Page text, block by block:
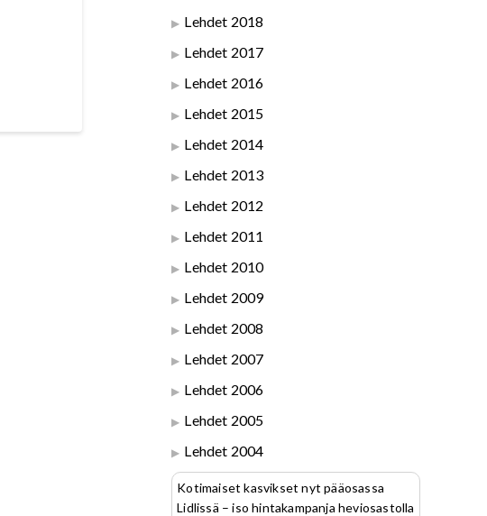
Lehdet 2018
Lehdet 2017
Lehdet 2016
Lehdet 2015
Lehdet 2014
Lehdet 2013
Lehdet 2012
Lehdet 2011
Lehdet 2010
Lehdet 2009
Lehdet 2008
Lehdet 2007
Lehdet 2006
Lehdet 2005
Lehdet 2004
Kotimaiset kasvikset nyt pääosassa
Lidlissä – iso hintakampanja heviosastolla